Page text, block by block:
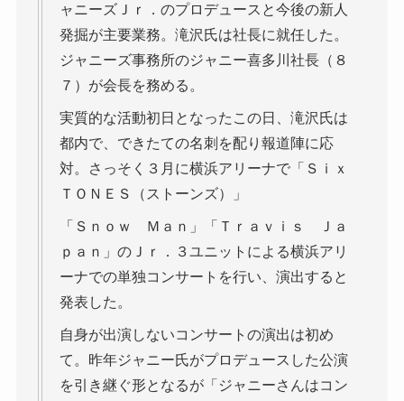
ャニーズＪｒ．のプロデュースと今後の新人
発掘が主要業務。滝沢氏は社長に就任した。
ジャニーズ事務所のジャニー喜多川社長（８
７）が会長を務める。
実質的な活動初日となったこの日、滝沢氏は
都内で、できたての名刺を配り報道陣に応
対。さっそく３月に横浜アリーナで「Ｓｉｘ
ＴＯＮＥＳ（ストーンズ）」
「Ｓｎｏｗ Ｍａｎ」「Ｔｒａｖｉｓ Ｊａ
ｐａｎ」のＪｒ．３ユニットによる横浜アリ
ーナでの単独コンサートを行い、演出すると
発表した。
自身が出演しないコンサートの演出は初め
て。昨年ジャニー氏がプロデュースした公演
を引き継ぐ形となるが「ジャニーさんはコン